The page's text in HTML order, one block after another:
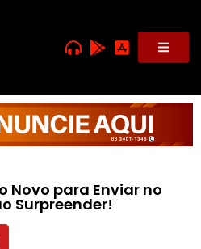
Novo para Enviar no
Surpreender!